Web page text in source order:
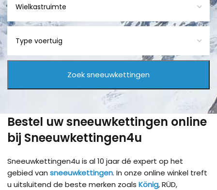
Bestel uw sneeuwkettingen online
bij Sneeuwkettingen4u
Sneeuwkettingen4u is al 10 jaar dé expert op het
gebied van sneeuwkettingen. In onze online winkel treft
u uitsluitend de beste merken zoals König, RÜD,